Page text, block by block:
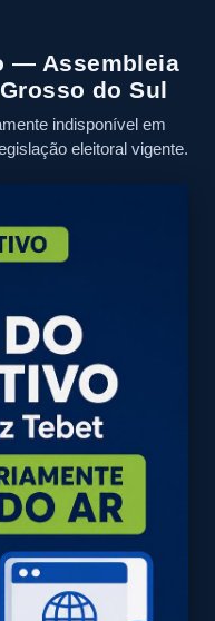
— Assembleia
do Sul
indisponível em
eleitoral vigente.